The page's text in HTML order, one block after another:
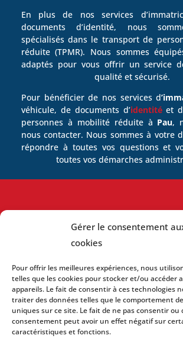
Gérer le consentement
cookies
Pour offrir les meilleures expériences, nous
telles que les cookies pour stocker et/ou accéder
appareils. Le fait de consentir à ces technologies
traiter des données telles que le comportement
uniques sur ce site. Le fait de ne pas consentir ou
consentement peut avoir un effet négatif sur
caractéristiques et fonctions.
En plus de nos services
documents d’identité, nous
spécialisés dans le transport de
réduite (TPMR). Nous sommes
adaptés pour vous offrir un service
qualité et sécurisé.
Pour bénéficier de nos services d
véhicule, de documents d’identitéet
personnes à mobilité réduite à Pau,
nous contacter. Nous sommes à votre
répondre à toutes vos questions et
toutes vos démarches
Facilitez vos démarches
Contactez-Nous
Contactez-Nous